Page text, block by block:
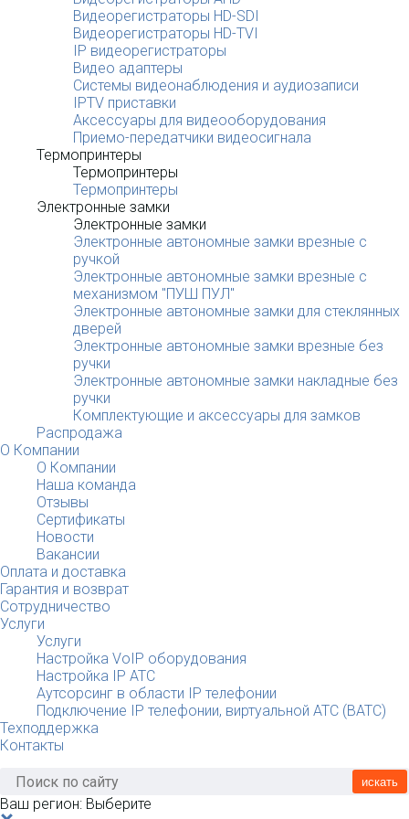
Видеорегистраторы HD-SDI
Видеорегистраторы HD-TVI
IP видеорегистраторы
Видео адаптеры
Системы видеонаблюдения и аудиозаписи
IPTV приставки
Аксессуары для видеооборудования
Приемо-передатчики видеосигнала
Термопринтеры
Термопринтеры
Термопринтеры
Электронные замки
Электронные замки
Электронные автономные замки врезные с
ручкой
Электронные автономные замки врезные с
механизмом "ПУШ ПУЛ"
Электронные автономные замки для стеклянных
дверей
Электронные автономные замки врезные без
ручки
Электронные автономные замки накладные без
ручки
Комплектующие и аксессуары для замков
Распродажа
О Компании
О Компании
Наша команда
Отзывы
Сертификаты
Новости
Вакансии
Оплата и доставка
Гарантия и возврат
Сотрудничество
Услуги
Услуги
Настройка VoIP оборудования
Настройка IP АТС
Аутсорсинг в области IP телефонии
Подключение IP телефонии, виртуальной АТС (ВАТС)
Техподдержка
Контакты
искать
Ваш регион: Выберите